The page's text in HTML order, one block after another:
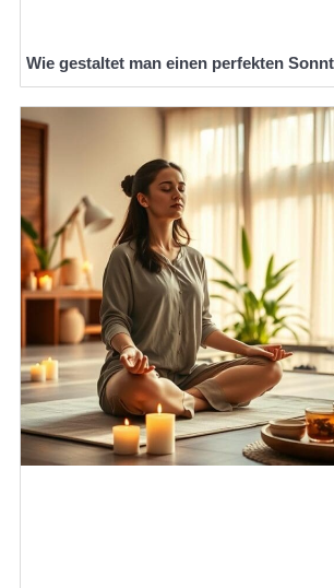
Wie gestaltet man einen perfekten